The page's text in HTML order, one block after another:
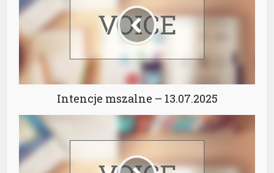
Intencje mszalne – 13.07.2025